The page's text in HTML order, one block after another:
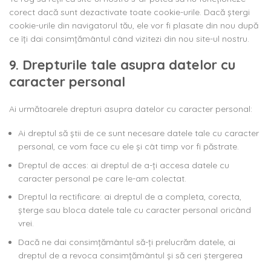
corect dacă sunt dezactivate toate cookie-urile. Dacă ștergi
cookie-urile din navigatorul tău, ele vor fi plasate din nou după
ce îți dai consimțământul când vizitezi din nou site-ul nostru.
9. Drepturile tale asupra datelor cu
caracter personal
Ai următoarele drepturi asupra datelor cu caracter personal:
Ai dreptul să știi de ce sunt necesare datele tale cu caracter
personal, ce vom face cu ele și cât timp vor fi păstrate.
Dreptul de acces: ai dreptul de a-ți accesa datele cu
caracter personal pe care le-am colectat.
Dreptul la rectificare: ai dreptul de a completa, corecta,
șterge sau bloca datele tale cu caracter personal oricând
vrei.
Dacă ne dai consimțământul să-ți prelucrăm datele, ai
dreptul de a revoca consimțământul și să ceri ștergerea